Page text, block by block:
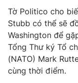
Tờ Politico cho
Stubb có thể sẽ
Washington để
Tổng Thư ký Tổ
(NATO) Mark
cùng thời điểm.